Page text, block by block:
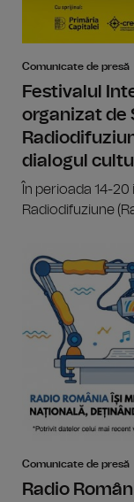
Comunicate de presă
Festivalul
organizat de
dialogul
În perioada 14-
Radiodifuziune
Comunicate de presă
Radio